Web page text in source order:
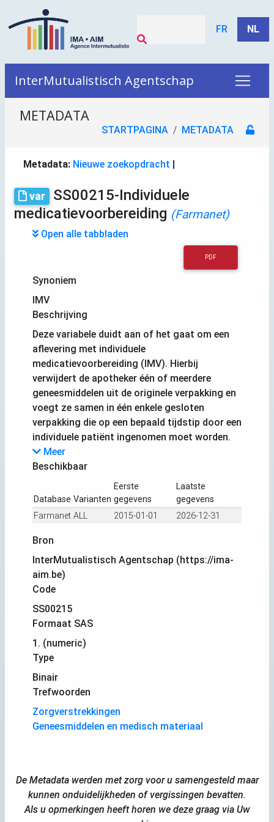
FR NL
InterMutualistisch Agentschap
METADATA
STARTPAGINA METADATA
Metadata: Nieuwe zoekopdracht |
var
SS00215-Individuele
medicatievoorbereiding (Farmanet)
Open alle tabbladen
PDF
Synoniem
IMV
Beschrijving
Deze variabele duidt aan of het gaat om een
aflevering met individuele
medicatievoorbereiding (IMV). Hierbij
verwijdert de apotheker één of meerdere
geneesmiddelen uit de originele verpakking en
voegt ze samen in één enkele gesloten
verpakking die op een bepaald tijdstip door een
individuele patiënt ingenomen moet worden.
Meer
Beschikbaar
Database Varianten
Eerste
gegevens
Laatste
gegevens
Farmanet ALL 2015-01-01 2026-12-31
Bron
InterMutualistisch Agentschap (https://ima-
aim.be)
Code
SS00215
Formaat SAS
1. (numeric)
Type
Binair
Trefwoorden
Zorgverstrekkingen
Geneesmiddelen en medisch materiaal
De Metadata werden met zorg voor u samengesteld maar
kunnen onduidelijkheden of vergissingen bevatten.
Als u opmerkingen heeft horen we deze graag via Uw